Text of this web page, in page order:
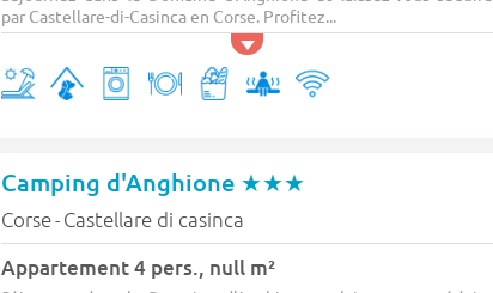
par Castellare-di-Casinca en Corse. Profitez...
Camping d'Anghione ★★★
Corse- Castellare di casinca
Appartement 4 pers., null m²